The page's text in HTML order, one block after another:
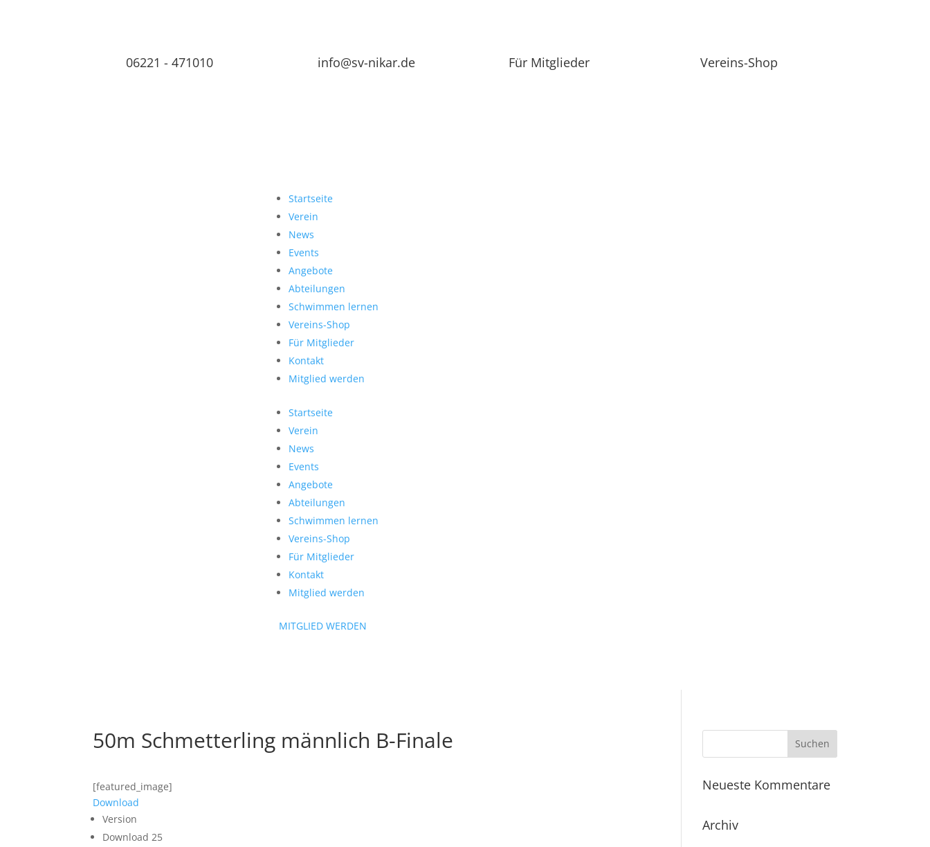
06221 - 471010 info@sv-nikar.de Für Mitglieder Vereins-Shop
Startseite
Verein
News
Events
Angebote
Abteilungen
Schwimmen lernen
Vereins-Shop
Für Mitglieder
Kontakt
Mitglied werden
Startseite
Verein
News
Events
Angebote
Abteilungen
Schwimmen lernen
Vereins-Shop
Für Mitglieder
Kontakt
Mitglied werden
MITGLIED WERDEN
50m Schmetterling männlich B-Finale
[featured_image]
Download
Version
Download 25
Neueste Kommentare
Archiv